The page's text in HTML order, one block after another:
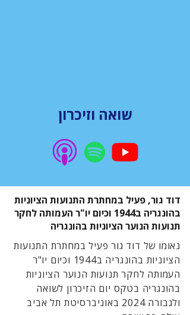
שואה וזיכרון
דוד גור, פעיל במחתרת התנועות הציוניות
בהונגריה ב1944 וכיום יו"ר העמותה לחקר
תנועות הנוער הציוניות בהונגריה
נאומו של דוד גור פעיל במחתרת התנועות
הציוניות בהונגריה ב1944 וכיום יו"ר
העמותה לחקר תנועות הנוער הציוניות
בהונגריה בטקס יום הזיכרון לשואה
ולגבורה 2024 באוניברסיטת תל אביב